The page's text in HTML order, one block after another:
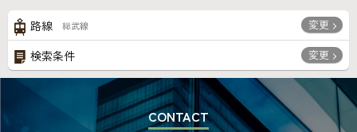
路線 総武線 変更
検索条件 変更
CONTACT